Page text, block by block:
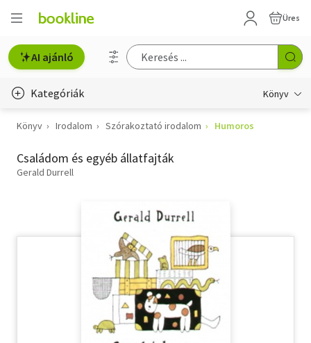
Üres
AI ajánló
Kategóriák Könyv
Életmód, egészség
Erotika
Szótár, nyelvkönyv
Könyv Irodalom Szórakoztató irodalom Humoros
Családom és egyéb állatfajták
Gerald Durrell